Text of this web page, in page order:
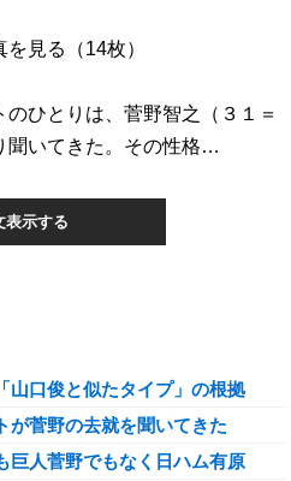
見る（14枚）
ひとりは、菅野智之（３１＝
聞いてきた。その性格…
表示する
山口俊と似たタイプ」の根拠
が菅野の去就を聞いてきた
巨人菅野でもなく日ハム有原